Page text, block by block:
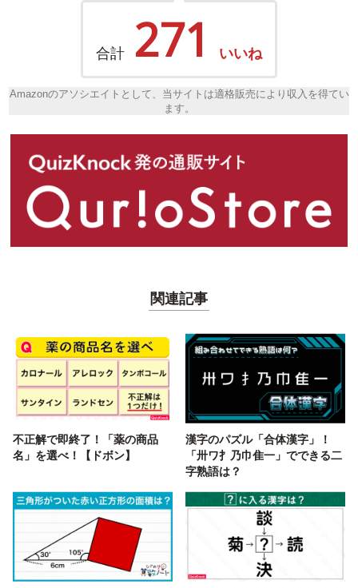
合計 271 いいね
Amazonのアソシエイトとして、当サイトは適格販売により収入を得てい
ます。
関連記事
不正解で即終了！「薬の商品
名」を選べ！【ドボン】
漢字のパズル「合体漢字」！
「卅ワ扌乃巾隹一」でできる二
字熟語は？